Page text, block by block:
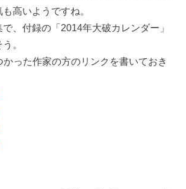
高いようですね。
、付録の「2014年大破カレンダー」
。
った作家の方のリンクを書いておき